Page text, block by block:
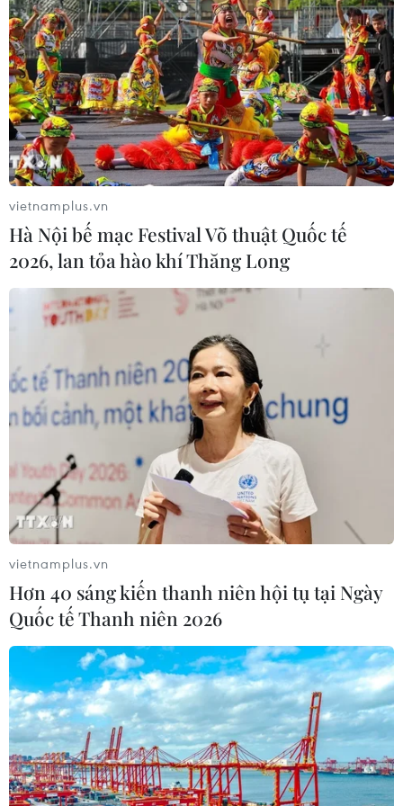
4 bước chuyển chiến lược của Việt
Nam củng cố niềm tin đối tác quốc tế
09/08/2026 04:06
Vận tải biển toàn cầu tăng mạnh bất
chấp căng thẳng địa chính trị
09/08/2026 02:06
Canada chạy đua đạt thỏa thuận
trước khi thuế quan mới của Mỹ có
09/08/2026 02:03
Khoa học công nghệ sẽ trở thành
động lực mới của quan hệ Việt Nam-
Australia
09/08/2026 02:01
Thị trường vaccine thế giới chuyển
hướng sang người cao tuổi
08/08/2026 15:01
Việt Nam là điểm đến hấp dẫn với
doanh nghiệp bán dẫn hàng đầu của
Mỹ
08/08/2026 13:45
vietnamplus.vn
Hà Nội bế mạc Festival Võ thuật Quốc tế
2026, lan tỏa hào khí Thăng Long
vietnamplus.vn
Hơn 40 sáng kiến thanh niên hội tụ tại Ngày
Quốc tế Thanh niên 2026